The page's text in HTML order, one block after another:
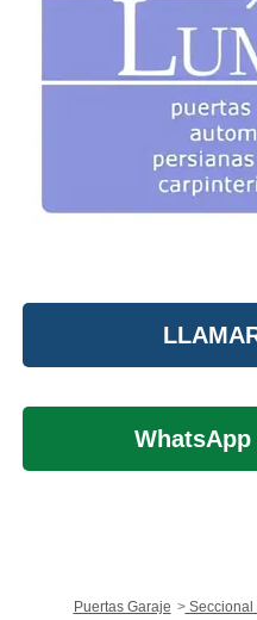
WhatsApp
Puertas Garaje Seccional